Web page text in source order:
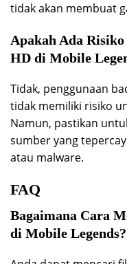
tidak akan membuat
Apakah Ada
HD di Mobile
Tidak, penggunaan
tidak memiliki risiko
Namun, pastikan
sumber yang
atau malware.
FAQ
Bagaimana Cara
di Mobile Legends?